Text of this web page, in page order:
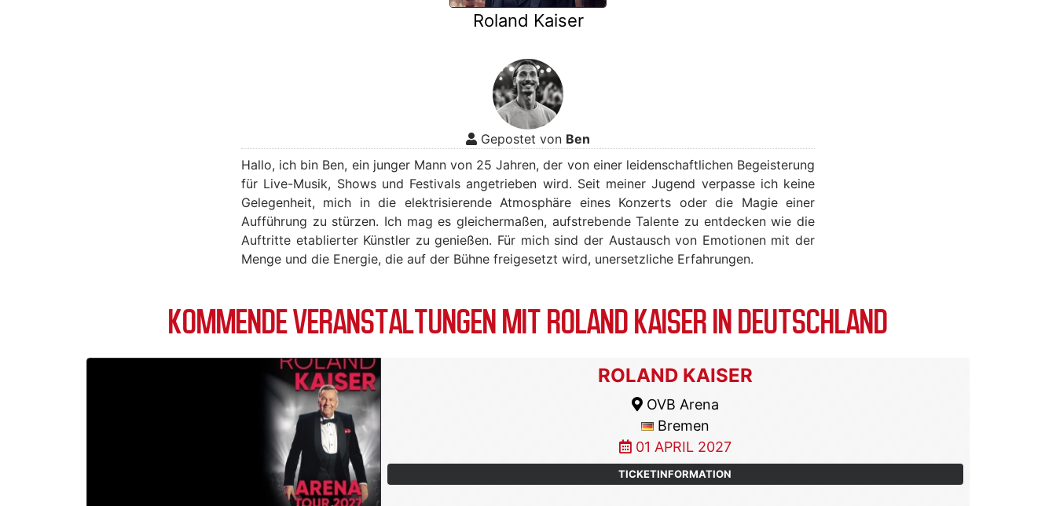
Roland Kaiser
Gepostet von Ben
Hallo, ich bin Ben, ein junger Mann von 25 Jahren, der von einer leidenschaftlichen Begeisterung
für Live-Musik, Shows und Festivals angetrieben wird. Seit meiner Jugend verpasse ich keine
Gelegenheit, mich in die elektrisierende Atmosphäre eines Konzerts oder die Magie einer
Aufführung zu stürzen. Ich mag es gleichermaßen, aufstrebende Talente zu entdecken wie die
Auftritte etablierter Künstler zu genießen. Für mich sind der Austausch von Emotionen mit der
Menge und die Energie, die auf der Bühne freigesetzt wird, unersetzliche Erfahrungen.
KOMMENDE VERANSTALTUNGEN MIT ROLAND KAISER IN DEUTSCHLAND
ROLAND KAISER
OVB Arena
Bremen
01 APRIL 2027
TICKETINFORMATION